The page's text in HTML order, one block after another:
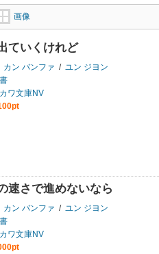
画像
ていくけれど
カン バンファ / ユン ジヨン
ワ文庫NV
速さで進めないなら
カン バンファ / ユン ジヨン
ワ文庫NV